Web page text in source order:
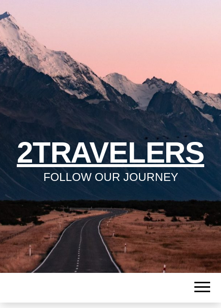
2TRAVELERS
FOLLOW OUR JOURNEY